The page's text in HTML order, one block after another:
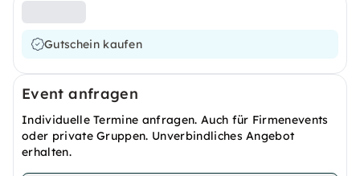
Gutschein kaufen
Event anfragen
Individuelle Termine anfragen. Auch für Firmenevents
oder private Gruppen. Unverbindliches Angebot
erhalten.